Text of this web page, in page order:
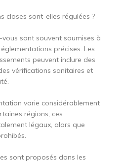
closes sont-elles régulées ?
sont souvent soumises à
précises. Les
peuvent inclure des
vérifications sanitaires et
varie considérablement
régions, ces
légaux, alors que
sont proposés dans les